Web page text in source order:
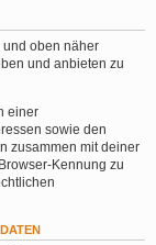
und oben näher
und anbieten zu
einer
sowie den
zusammen mit deiner
Kennung zu